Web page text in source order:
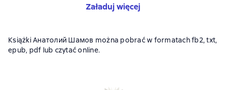
Załaduj więcej
Książki Анатолий Шамов można pobrać w formatach fb2, txt,
epub, pdf lub czytać online.